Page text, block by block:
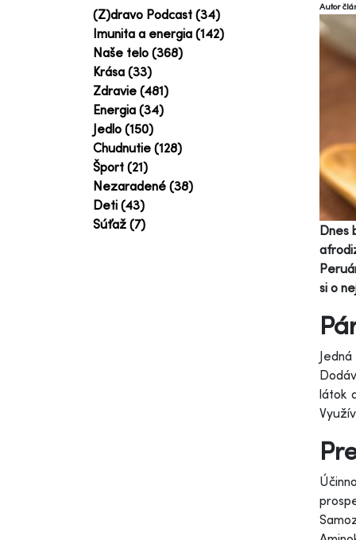
(Z)dravo Podcast (34)
Imunita a energia (142)
Naše telo (368)
Krása (33)
Zdravie (481)
Energia (34)
Jedlo (150)
Chudnutie (128)
Šport (21)
Nezaradené (38)
Deti (43)
Súťaž (7)
Autor
Dnes
si o
látok